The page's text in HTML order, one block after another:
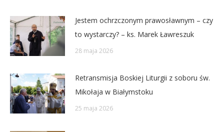
Jestem ochrzczonym prawosławnym – czy
to wystarczy? – ks. Marek Ławreszuk
28 maja 2026
Retransmisja Boskiej Liturgii z soboru św.
Mikołaja w Białymstoku
25 maja 2026